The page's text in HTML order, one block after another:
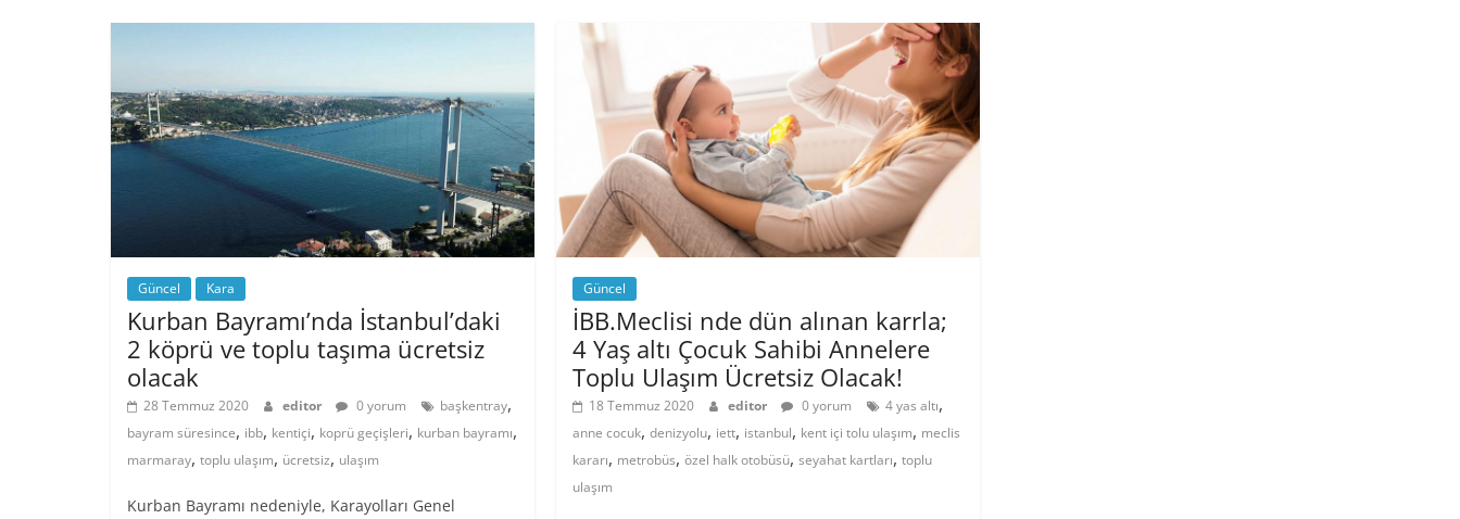
Güncel Kara
Kurban Bayramı’nda İstanbul’daki
2 köprü ve toplu taşıma ücretsiz
olacak
28 Temmuz 2020 editor 0 yorum başkentray,
bayram süresince, ibb, kentiçi, koprü geçişleri, kurban bayramı,
marmaray, toplu ulaşım, ücretsiz, ulaşım
Kurban Bayramı nedeniyle, Karayolları Genel
Güncel
İBB.Meclisi nde dün alınan karrla;
4 Yaş altı Çocuk Sahibi Annelere
Toplu Ulaşım Ücretsiz Olacak!
18 Temmuz 2020 editor 0 yorum 4 yas altı,
anne cocuk,denizyolu, iett, istanbul, kent içi tolu ulaşım, meclis
kararı, metrobüs,özel halk otobüsü,seyahat kartları,toplu
ulaşım